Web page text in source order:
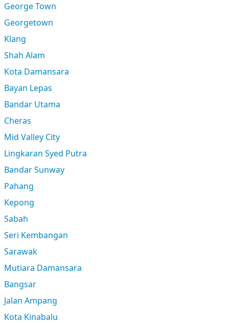
George Town
Georgetown
Klang
Shah Alam
Kota Damansara
Bayan Lepas
Bandar Utama
Cheras
Mid Valley City
Lingkaran Syed Putra
Bandar Sunway
Pahang
Kepong
Sabah
Seri Kembangan
Sarawak
Mutiara Damansara
Bangsar
Jalan Ampang
Kota Kinabalu